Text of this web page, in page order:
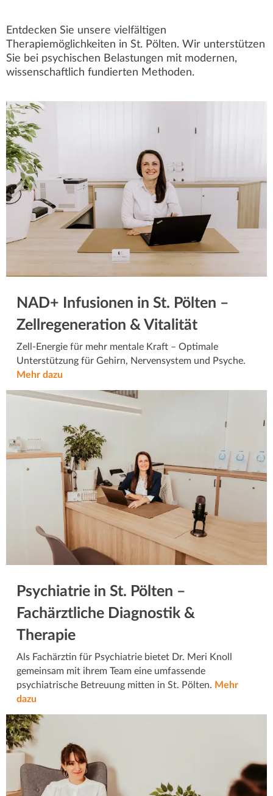
Entdecken Sie unsere vielfältigen
Therapiemöglichkeiten in St. Pölten. Wir unterstützen
Sie bei psychischen Belastungen mit modernen,
wissenschaftlich fundierten Methoden.
NAD+ Infusionen in St. Pölten –
Zellregeneration & Vitalität
Zell-Energie für mehr mentale Kraft – Optimale
Unterstützung für Gehirn, Nervensystem und Psyche.
Mehr dazu
Psychiatrie in St. Pölten –
Fachärztliche Diagnostik &
Therapie
Als Fachärztin für Psychiatrie bietet Dr. Meri Knoll
gemeinsam mit ihrem Team eine umfassende
psychiatrische Betreuung mitten in St. Pölten. Mehr
dazu